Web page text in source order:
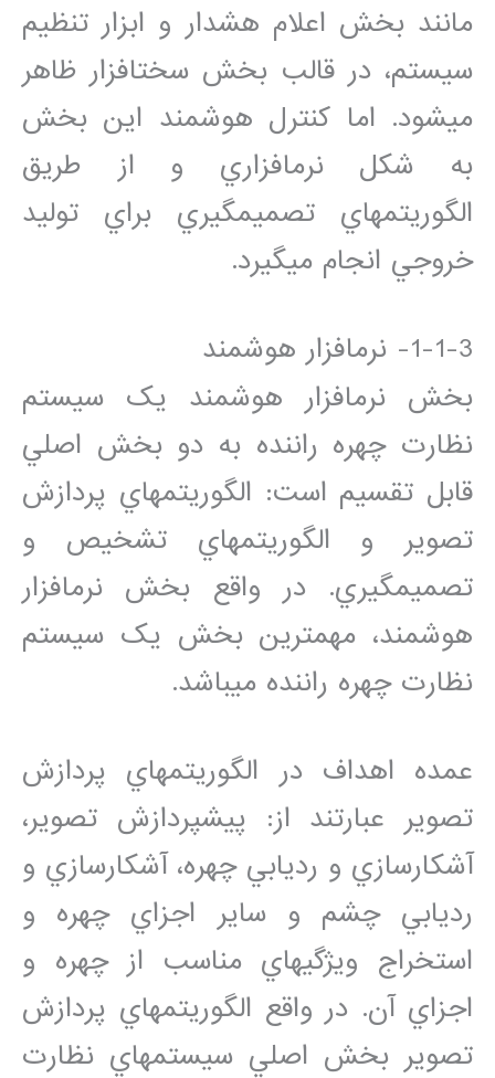
مانند بخش اعلام هشدار و ابزار تنظيم
سيستم، در قالب بخش سخت‏افزار ظاهر
مي‏شود. اما کنترل هوشمند اين بخش
به شکل نرم‏افزاري و از طريق
الگوريتم‏هاي تصميم‏گيري براي توليد
خروجي انجام مي‏گيرد.
1-1-3- نرم‏افزار هوشمند
بخش نرم‏افزار هوشمند يک سيستم
نظارت چهره راننده به دو بخش اصلي
قابل تقسيم است: الگوريتم‏هاي پردازش
تصوير و الگوريتم‏هاي تشخيص و
تصميم‏گيري. در واقع بخش نرم‏افزار
هوشمند، مهمترين بخش يک سيستم
نظارت چهره راننده مي‏باشد.
عمده اهداف در الگوريتم‏هاي پردازش
تصوير عبارتند از: پيش‏پردازش تصوير،
آشکارسازي و رديابي چهره، آشکارسازي و
رديابي چشم و ساير اجزاي چهره و
استخراج ويژگي‏هاي مناسب از چهره و
اجزاي آن. در واقع الگوريتم‏هاي پردازش
تصوير بخش اصلي سيستم‏هاي نظارت